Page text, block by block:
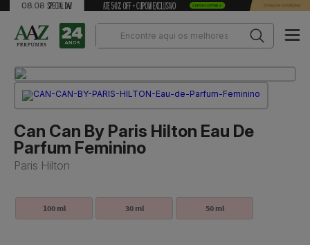
Can Can By Paris Hilton Eau De
Parfum Feminino
Paris Hilton
100 ml 30 ml 50 ml